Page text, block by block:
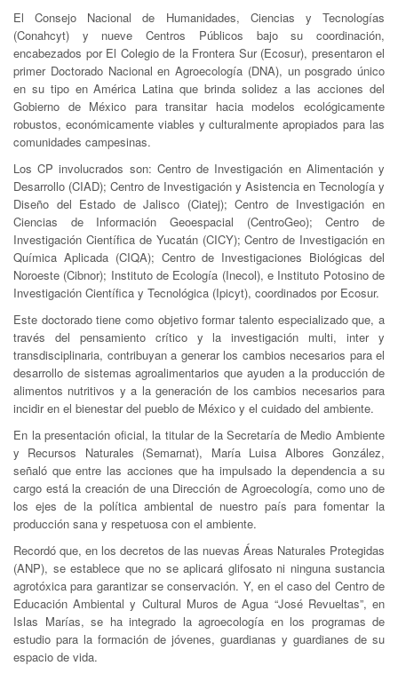
El Consejo Nacional de Humanidades, Ciencias y Tecnologías
(Conahcyt) y nueve Centros Públicos bajo su coordinación,
encabezados por El Colegio de la Frontera Sur (Ecosur), presentaron el
primer Doctorado Nacional en Agroecología (DNA), un posgrado único
en su tipo en América Latina que brinda solidez a las acciones del
Gobierno de México para transitar hacia modelos ecológicamente
robustos, económicamente viables y culturalmente apropiados para las
comunidades campesinas.
Los CP involucrados son: Centro de Investigación en Alimentación y
Desarrollo (CIAD); Centro de Investigación y Asistencia en Tecnología y
Diseño del Estado de Jalisco (Ciatej); Centro de Investigación en
Ciencias de Información Geoespacial (CentroGeo); Centro de
Investigación Científica de Yucatán (CICY); Centro de Investigación en
Química Aplicada (CIQA); Centro de Investigaciones Biológicas del
Noroeste (Cibnor); Instituto de Ecología (Inecol), e Instituto Potosino de
Investigación Científica y Tecnológica (Ipicyt), coordinados por Ecosur.
Este doctorado tiene como objetivo formar talento especializado que, a
través del pensamiento crítico y la investigación multi, inter y
transdisciplinaria, contribuyan a generar los cambios necesarios para el
desarrollo de sistemas agroalimentarios que ayuden a la producción de
alimentos nutritivos y a la generación de los cambios necesarios para
incidir en el bienestar del pueblo de México y el cuidado del ambiente.
En la presentación oficial, la titular de la Secretaría de Medio Ambiente
y Recursos Naturales (Semarnat), María Luisa Albores González,
señaló que entre las acciones que ha impulsado la dependencia a su
cargo está la creación de una Dirección de Agroecología, como uno de
los ejes de la política ambiental de nuestro país para fomentar la
producción sana y respetuosa con el ambiente.
Recordó que, en los decretos de las nuevas Áreas Naturales Protegidas
(ANP), se establece que no se aplicará glifosato ni ninguna sustancia
agrotóxica para garantizar se conservación. Y, en el caso del Centro de
Educación Ambiental y Cultural Muros de Agua “José Revueltas”, en
Islas Marías, se ha integrado la agroecología en los programas de
estudio para la formación de jóvenes, guardianas y guardianes de su
espacio de vida.